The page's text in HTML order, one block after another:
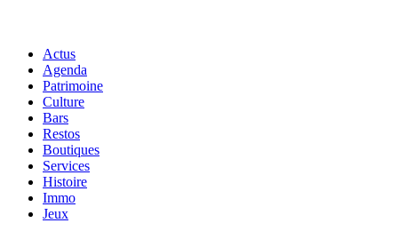
Actus
Agenda
Patrimoine
Culture
Bars
Restos
Boutiques
Services
Histoire
Immo
Jeux